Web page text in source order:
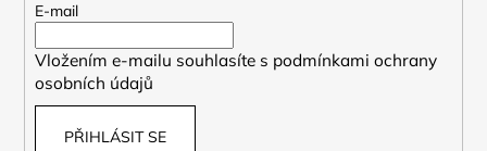
E-mail
Vložením e-mailu souhlasíte s podmínkami ochrany
osobních údajů
PŘIHLÁSIT SE